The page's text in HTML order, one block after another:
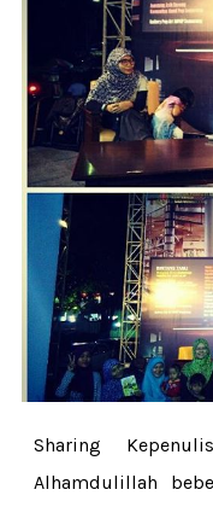
Sharing
Alhamdulillah